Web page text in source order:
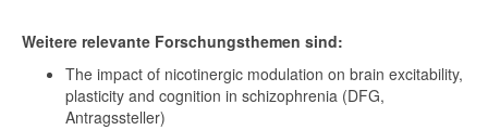
Weitere relevante Forschungsthemen sind:
The impact of nicotinergic modulation on brain excitability,
plasticity and cognition in schizophrenia (DFG,
Antragssteller)